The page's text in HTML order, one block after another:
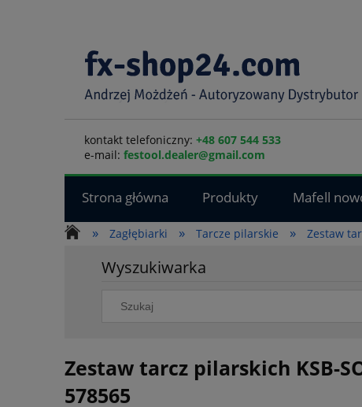
kontakt telefoniczny: +48 607 544 533
e-mail: festool.dealer@gmail.com
Strona główna Produkty Mafell
»
Zagłębiarki » Tarcze pilarskie » Zestaw
Wyszukiwarka
Zestaw tarcz pilarskich KSB-
578565